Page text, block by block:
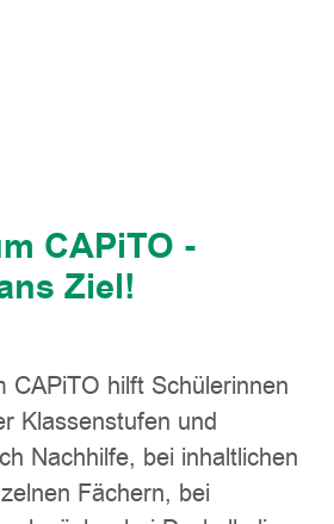
CAPiTO -
Ziel!
CAPiTO hilft Schülerinnen
Klassenstufen und
Nachhilfe, bei inhaltlichen
Fächern, bei